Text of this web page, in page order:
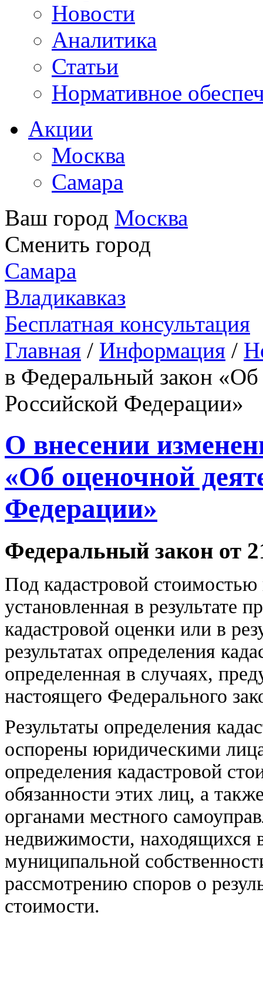
Новости
Аналитика
Статьи
Нормативное
Акции
Москва
Самара
Ваш город Москва
Сменить город
Самара
Владикавказ
Бесплатная консультация
Главная / Информация /
в Федеральный закон
Российской Федерации»
О внесении
«Об оценочной
Федерации»
Федеральный закон от
Под кадастровой
установленная в результате
кадастровой оценки или в
результатах определения
определенная в случаях,
настоящего Федерального
Результаты определения
оспорены юридическими
определения кадастровой
обязанности этих лиц, а
органами местного
недвижимости, находящихся
муниципальной
рассмотрению споров о
стоимости.